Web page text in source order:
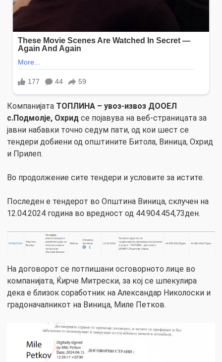
Компанијата ТОПЛИНА – увоз-извоз ДООЕЛ
с.Подмолје, Охрид се појавува на веб-страницата за
јавни набавки точно седум пати, од кои шест се
тендери добиени од општините Битола, Виница, Охрид
и Прилеп.
Во продолжение сите тендери и условите за истите.
Последен е тендерот во Општина Виница, склучен на
12.04.2024 година во вредност од 44.904.454,73ден.
На договорот се потпишани осговорното лице во
компанијата, Ќирче Митрески, за кој се шпекулира
дека е близок соработник на Александар Николоски и
градоначалникот на Виница, Миле Петков.